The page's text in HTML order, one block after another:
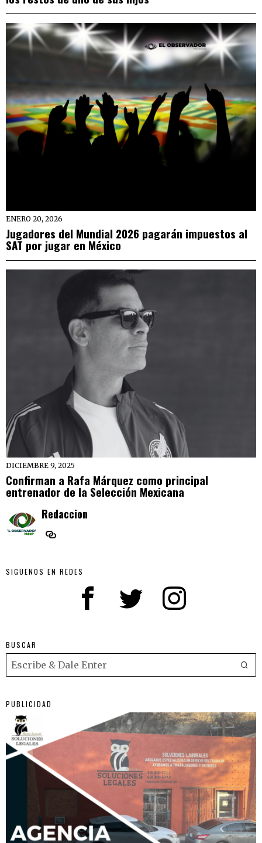
ENERO 20, 2026
Jugadores del Mundial 2026 pagarán impuestos al
SAT por jugar en México
DICIEMBRE 9, 2025
Confirman a Rafa Márquez como principal
entrenador de la Selección Mexicana
Redaccion
SIGUENOS EN REDES
BUSCAR
PUBLICIDAD